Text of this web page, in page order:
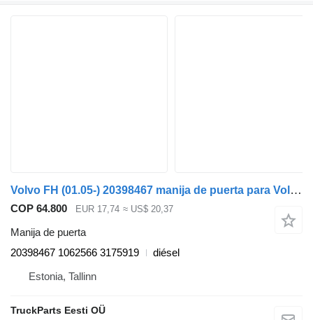
Volvo FH (01.05-) 20398467 manija de puerta para Volvo FH12, FH16, NH12, FH, VNL780 (1993-2014) cabeza tractora
COP 64.800 EUR 17,74 ≈ US$ 20,37
Manija de puerta
20398467 1062566 3175919
diésel
Estonia, Tallinn
TruckParts Eesti OÜ